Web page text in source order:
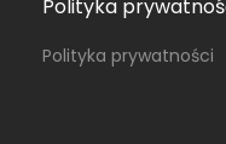
Polityka
Polityka prywatności